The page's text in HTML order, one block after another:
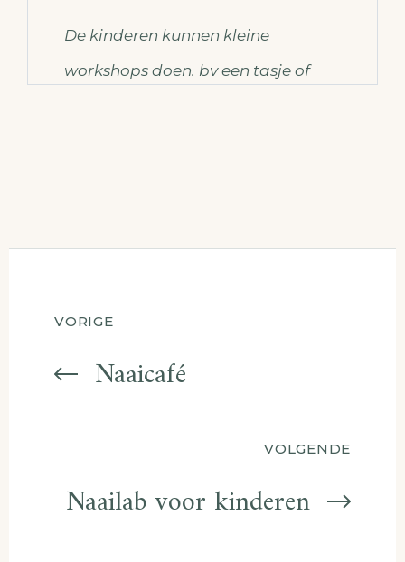
De kinderen kunnen kleine
workshops doen. bv een tasje of
Berichtnavigatie
VORIGE
Naaicafé
VOLGENDE
Naailab voor kinderen